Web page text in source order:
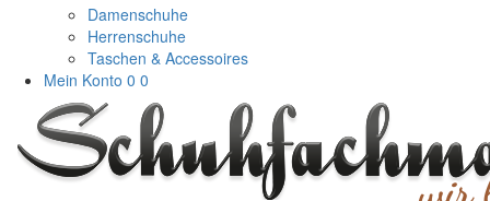
Damenschuhe
Herrenschuhe
Taschen & Accessoires
Mein Konto 0 0